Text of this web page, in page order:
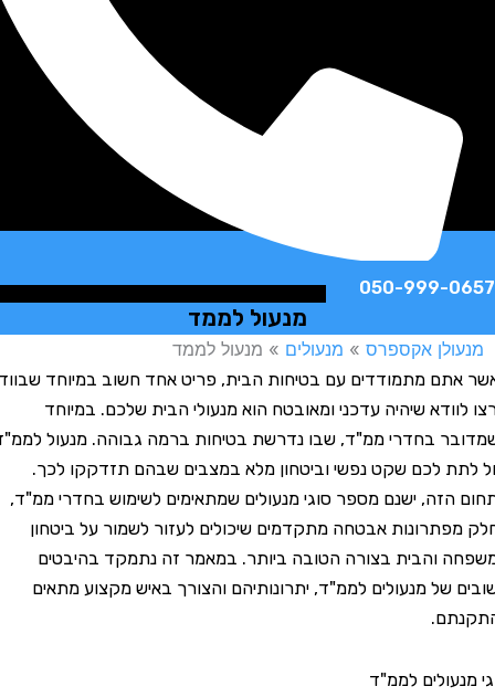
050-999-
מנעול לממד
אקספרס»מנעולים»מנעול לממד
מתמודדים עם בטיחות הבית, פריט אחד חשוב במיוחד שבוודאי
שיהיה עדכני ומאובטח הוא מנעולי הבית שלכם. במיוחד
בחדרי ממ"ד, שבו נדרשת בטיחות ברמה גבוהה. מנעול לממ"ד
לכם שקט נפשי וביטחון מלא במצבים שבהם תזדקקו לכך.
ישנם מספר סוגי מנעולים שמתאימים לשימוש בחדרי ממ"ד,
אבטחה מתקדמים שיכולים לעזור לשמור על ביטחון
והבית בצורה הטובה ביותר. במאמר זה נתמקד בהיבטים
מנעולים לממ"ד, יתרונותיהם והצורך באיש מקצוע מתאים
לממ"ד